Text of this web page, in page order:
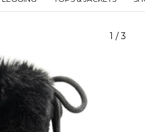
1 /3